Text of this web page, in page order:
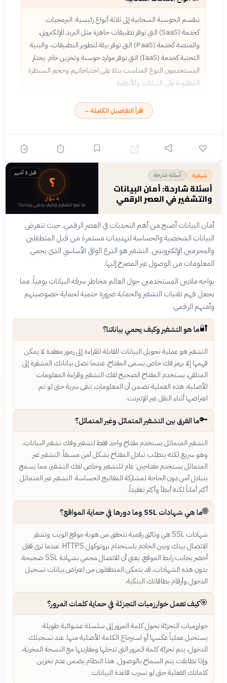
تنقسم الحوسبة السحابية إلى ثلاثة أنواع رئيسية: البرمجيات
كخدمة (SaaS) التي توفر تطبيقات جاهزة مثل البريد الإلكتروني،
والمنصة كخدمة (PaaS) التي توفر بيئة لتطوير التطبيقات، والبنية
التحتية كخدمة (IaaS) التي توفر موارد حوسبة وتخزين خام. يختار
المستخدمون النوع المناسب بناءً على احتياجاتهم وحجم السيطرة
المطلوبة على البيانات والأنظمة.
اقرأ التفاصيل الكاملة←
شيفرة أسئلة شارحة
أسئلة شارحة: أمان البيانات
والتشفير في العصر الرقمي
قبل 3 أشهر ؟
4 سؤال
ما هو التشفير وكيف يحمي بياناتنا؟
أمان البيانات أصبح من أهم التحديات في العصر الرقمي، حيث تتعرض
البيانات الشخصية والحساسة لتهديدات مستمرة من قبل المتطفلين
والمجرمين الإلكترونيين. التشفير هو الدرع الواقي الأساسي الذي يحمي
المعلومات من الوصول غير المصرح إليها.
يواجه ملايين المستخدمين حول العالم مخاطر سرقة البيانات يومياً، مما
يجعل فهم تقنيات التشفير والحماية ضرورة حتمية لحماية خصوصيتهم
وأمنهم الرقمي.
🔐ما هو التشفير وكيف يحمي بياناتنا؟
التشفير هو عملية تحويل البيانات القابلة للقراءة إلى رموز معقدة لا يمكن
فهمها إلا برمز فك خاص يسمى المفتاح. عندما تصل بياناتك المشفرة إلى
المتلقي، يستخدم المفتاح الصحيح لفك التشفير وقراءة المعلومات
الأصلية. هذه العملية تضمن أن المعلومات تبقى سرية حتى لو تم
اعتراضها أثناء النقل عبر الإنترنت.
🔑ما الفرق بين التشفير المتماثل وغير المتماثل؟
التشفير المتماثل يستخدم مفتاح واحد فقط لتشفير وفك تشفير البيانات،
وهو سريع لكنه يتطلب تبادل المفتاح بشكل آمن مسبقاً. التشفير غير
المتماثل يستخدم مفتاحين: عام للتشفير وخاص لفك التشفير، مما يسمح
بتبادل آمن دون الحاجة لمشاركة المفاتيح الحساسة. التشفير غير المتماثل
أكثر أماناً لكنه أبطأ وأكثر تعقيداً.
🌐ما هي شهادات SSL وما دورها في حماية المواقع؟
شهادات SSL هي وثائق رقمية تتحقق من هوية موقع الويب وتشفر
الاتصال بينك وبين الخادم باستخدام بروتوكول HTTPS. عندما ترى قفل
أخضر بجانب رابط الموقع، يعني أن الاتصال محمي بشهادة SSL صحيحة.
بدون هذه الشهادات، قد يتمكن المتطفلون من اعتراض بيانات تسجيل
الدخول وأرقام بطاقاتك البنكية.
🎯كيف تعمل خوارزميات التجزئة في حماية كلمات المرور؟
خوارزميات التجزئة تحول كلمة المرور إلى سلسلة عشوائية طويلة
يستحيل عملياً عكسها أو استرجاع الكلمة الأصلية منها. عند تسجيلك
الدخول، يتم تجزئة كلمة المرور التي تدخلها ومقارنتها مع النسخة المخزنة،
وإذا تطابقت يتم السماح بالوصول. هذا النظام يضمن عدم تخزين
كلماتك الفعلية حتى لو تسرب قاعدة البيانات.